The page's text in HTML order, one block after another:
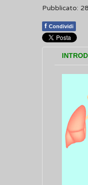
Pubblicato:
f Condividi